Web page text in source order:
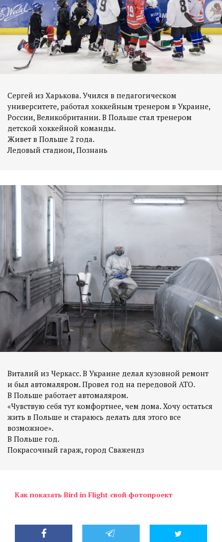
Сергей из Харькова. Учился в педагогическом
университете, работал хоккейным тренером в Украине,
России, Великобритании. В Польше стал тренером
детской хоккейной команды.
Живет в Польше 2 года.
Виталий из Черкасс. В Украине делал кузовной ремонт
и был автомаляром. Провел год на передовой АТО.
В Польше работает автомаляром.
«Чувствую себя тут комфортнее, чем дома. Хочу остаться
жить в Польше и стараюсь делать для этого все
возможное».
В Польше год.
Как показать Bird in Flight свой фотопроект